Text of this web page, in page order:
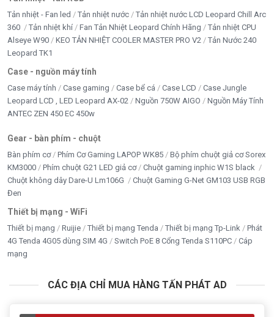
Tản nhiệt - Fan led Tản nhiệt nước
Tản nhiệt nước LCD Leopard Chill Arc
360
Tản nhiệt khí Fan Tản Nhiệt Leopard Chính Hãng
Tản nhiệt CPU
Alseye W90
KEO TẢN NHIỆT COOLER MASTER PRO V2
Tản Nước 240
Leopard TK1
Case - nguồn máy tính
Case máy tính Case gaming Case bể cá Case LCD
Case Jungle
Leopard LCD , LED Leopard AX-02
Nguồn 750W AIGO
Nguồn Máy Tính
ANTEC ZEN 450 EC 450w
Gear - bàn phím - chuột
Bàn phím cơ Phím Cơ Gaming LAPOP WK85
Bộ phím chuột giả cơ Sorex
KM3000
Phím chuột G21 LED giả cơ
Chuột gaming inphic W1S black
Chuột không dây Dare-U Lm106G
Chuột Gaming G-Net GM103 USB RGB
Đen
Thiết bị mạng - WiFi
Thiết bị mạng Ruijie Thiết bị mạng Tenda Thiết bị mạng Tp-Link
Phát
4G Tenda 4G05 dùng SIM 4G
Switch PoE 8 Cổng Tenda S110PC
Cáp
mạng
CÁC ĐỊA CHỈ MUA HÀNG TẤN PHÁT AD